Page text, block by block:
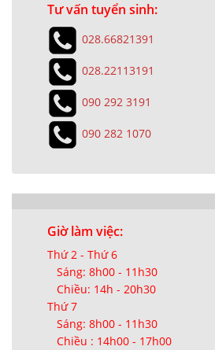
Tư vấn tuyển sinh:
028.66821391
028.22113191
090 292 3191
090 282 1070
Giờ làm việc:
Thứ 2 - Thứ 6
Sáng: 8h00 - 11h30
Chiều: 14h - 20h30
Thứ 7
Sáng: 8h00 - 11h30
Chiều : 14h00 - 17h00